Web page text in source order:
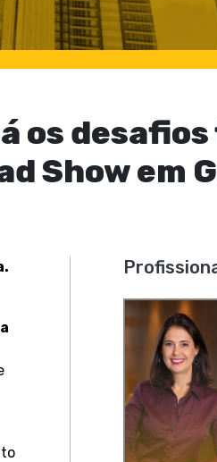
os
Show em